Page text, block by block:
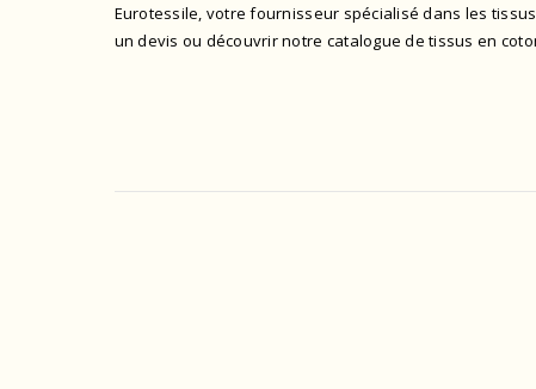
Eurotessile, votre fournisseur spécialisé dans les
un devis ou découvrir notre catalogue de tissus en